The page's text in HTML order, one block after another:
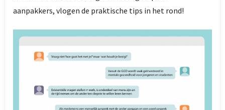
aanpakkers, vlogen de praktische tips in het rond!